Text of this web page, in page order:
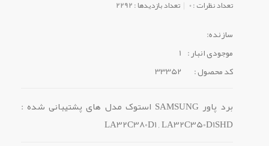
تعداد نظرات : 0 تعداد بازدیدها : 2292
سازنده:
موجودی انبار : 1
کد محصول :
33352
برد پاور SAMSUNG استوک مدل های پشتیبانی شده :
LA32C380D1 , LA32C350D1SHD